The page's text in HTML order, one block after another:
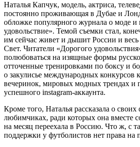
Наталья Капчук, модель, актриса,
постоянно проживающая в Дубае и
обложке популярного журнала о моде и
удовольствие». Темой съемки стал,
им сейчас живет и дышит России и
Свет. Читатели «Дорогого
полюбоваться на изящные формы
отточенные тренировками по боксу и
о закулисье международных конкурсов
вечеринок, мировых модных трендах и
успешного instagram-аккаунта.
Кроме того, Наталья рассказала о
любимчиках, ради которых она вместе
на месяц переехала в Россию. Что ж, с
поддержки у футболистов нет права на